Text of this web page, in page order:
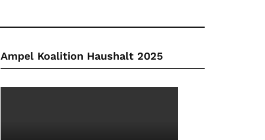
Ampel Koalition Haushalt 2025